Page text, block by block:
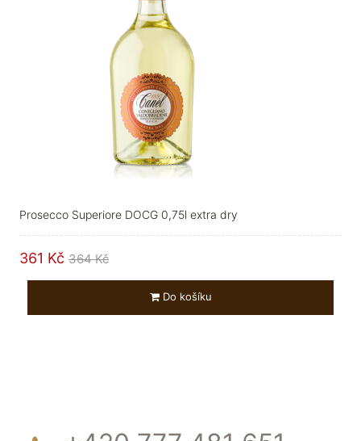
Prosecco Superiore DOCG 0,75l extra dry
361 Kč 364 Kč
Do košíku